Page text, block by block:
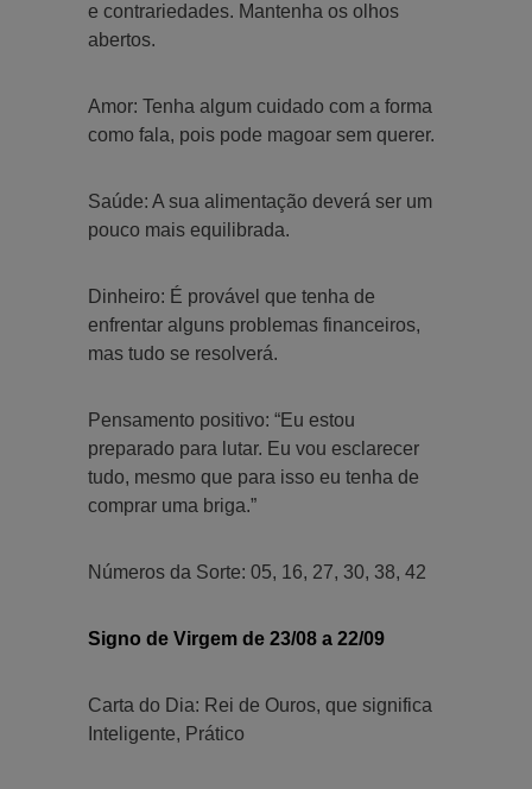
e contrariedades. Mantenha os olhos
abertos.
Amor: Tenha algum cuidado com a forma
como fala, pois pode magoar sem querer.
Saúde: A sua alimentação deverá ser um
pouco mais equilibrada.
Dinheiro: É provável que tenha de
enfrentar alguns problemas financeiros,
mas tudo se resolverá.
Pensamento positivo: “Eu estou
preparado para lutar. Eu vou esclarecer
tudo, mesmo que para isso eu tenha de
comprar uma briga.”
Números da Sorte: 05, 16, 27, 30, 38, 42
Signo de Virgem de 23/08 a 22/09
Carta do Dia: Rei de Ouros, que significa
Inteligente, Prático